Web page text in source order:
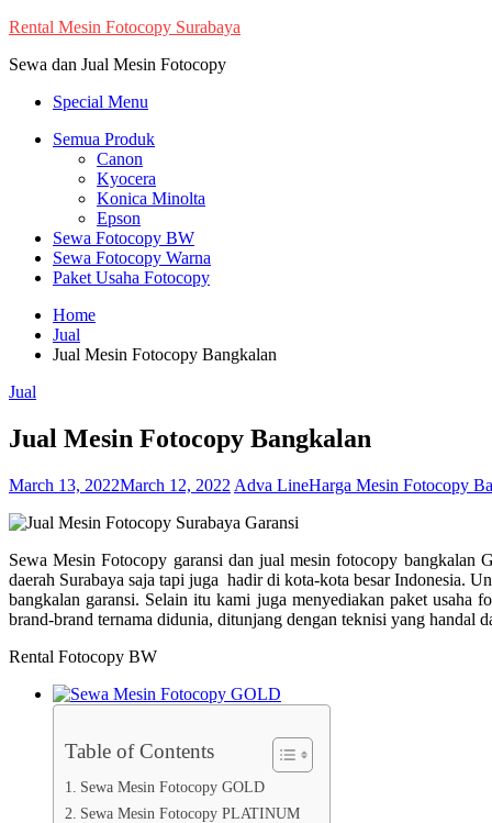
Skip
content
Rental Mesin Fotocopy Surabaya
Sewa dan Jual Mesin Fotocopy
Special Menu
Semua Produk
Canon
Kyocera
Konica Minolta
Epson
Sewa Fotocopy BW
Sewa Fotocopy Warna
Paket Usaha Fotocopy
Home
Jual
Jual Mesin Fotocopy Bangkalan
Jual
Jual Mesin Fotocopy Bangkalan
March 13, 2022March 12, 2022 Adva LineHarga Mesin Fotocopy
Sewa Mesin Fotocopy garansi dan jual mesin fotocopy bangkalan
daerah Surabaya saja tapi juga hadir di kota-kota besar Indonesia.
bangkalan garansi. Selain itu kami juga menyediakan paket usaha
brand-brand ternama didunia, ditunjang dengan teknisi yang handal
Rental Fotocopy BW
Table of Contents
Sewa Mesin Fotocopy GOLD
Sewa Mesin Fotocopy PLATINUM